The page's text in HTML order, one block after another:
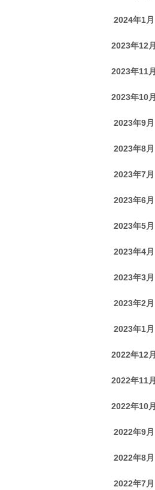
2024年1月
2023年12月
2023年11月
2023年10月
2023年9月
2023年8月
2023年7月
2023年6月
2023年5月
2023年4月
2023年3月
2023年2月
2023年1月
2022年12月
2022年11月
2022年10月
2022年9月
2022年8月
2022年7月